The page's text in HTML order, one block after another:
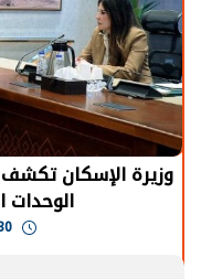
الرئيس السيسي:
يحتاج إلى سنوات